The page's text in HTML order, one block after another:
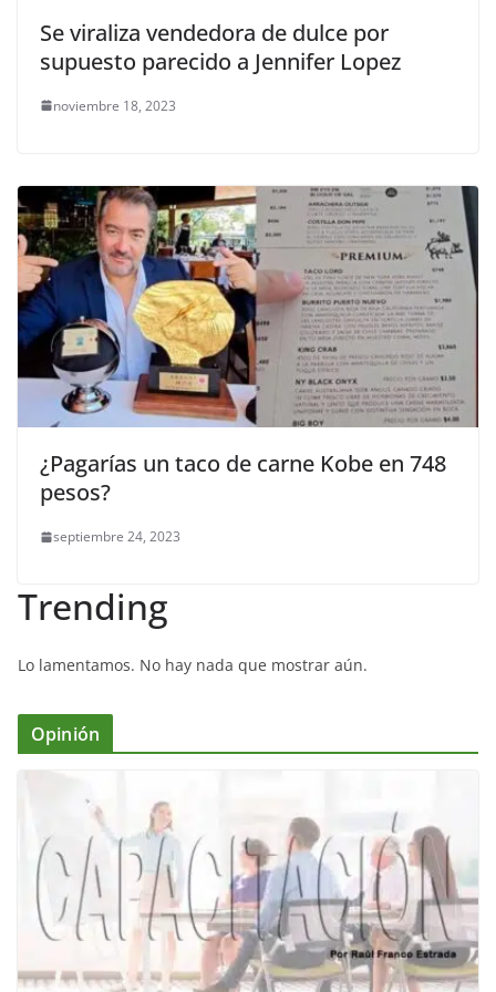
Se viraliza vendedora de dulce por
supuesto parecido a Jennifer Lopez
noviembre 18, 2023
¿Pagarías un taco de carne Kobe en 748
pesos?
septiembre 24, 2023
Trending
Lo lamentamos. No hay nada que mostrar aún.
Opinión